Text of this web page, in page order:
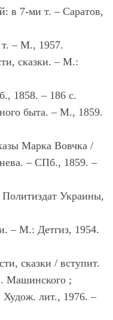
в 7-ми т. – Саратов,
– М., 1957.
сказки. – М.:
1858. – 186 с.
быта. – М., 1859.
Марка Вовчка /
– СПб., 1859. –
Украины,
– М.: Детгиз, 1954.
сказки / вступит.
Машинского ;
лит., 1976. –